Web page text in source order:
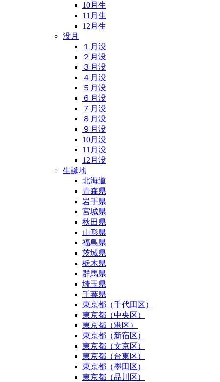
10月生
11月生
12月生
没月
１月没
２月没
３月没
４月没
５月没
６月没
７月没
８月没
９月没
10月没
11月没
12月没
生誕地
北海道
青森県
岩手県
宮城県
秋田県
山形県
福島県
茨城県
栃木県
群馬県
埼玉県
千葉県
東京都（千代田区）
東京都（中央区）
東京都（港区）
東京都（新宿区）
東京都（文京区）
東京都（台東区）
東京都（墨田区）
東京都（品川区）